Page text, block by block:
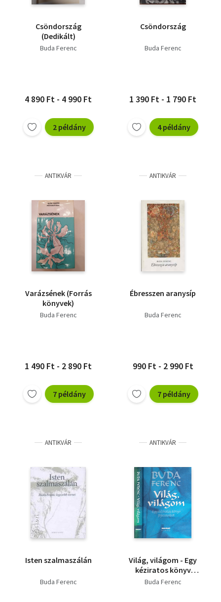
Csöndország
(Dedikált)
Buda Ferenc
4 890 Ft - 4 990 Ft
2 példány
Csöndország
Buda Ferenc
1 390 Ft - 1 790 Ft
4 példány
ANTIKVÁR
Varázsének (Forrás
könyvek)
Buda Ferenc
1 490 Ft - 2 890 Ft
7 példány
ANTIKVÁR
Ébresszen aranysíp
Buda Ferenc
990 Ft - 2 990 Ft
7 példány
ANTIKVÁR
Isten szalmaszálán
Buda Ferenc
ANTIKVÁR
Világ, világom - Egy
kéziratos könyv
fejezeteiből
Buda Ferenc